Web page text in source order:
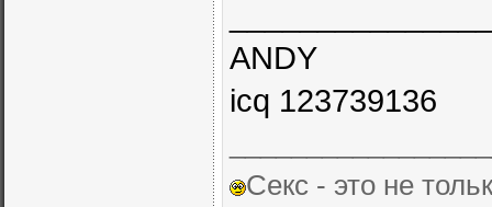
ANDY
icq 123739136
Секс - это не